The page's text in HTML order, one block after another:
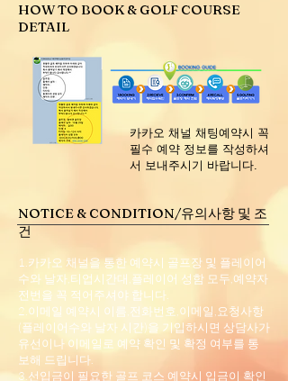
HOW TO BOOK & GOLF COURSE
DETAIL
​카카오 채널 채팅예약시 꼭
필수 예약 정보를 작성하셔
서 보내주시기 바랍니다.
NOTICE & CONDITION/유의사항 및 조
건
1.카카오 채널을 통한 예약시 골프장 및 플레이어
수와 날자,티업시간대,플레이어 성함 모두,예약자
전번을 꼭 적어주셔야 합니다.
2.이메일 예약시 이름,전화번호,이메일,요청사항
(플레이어수와 날자 시간)을 기입하시면 상담사가
유선이나 이메일로 예약 확인 및 확정 여부를 통
보해 드립니다.
3.선입금이 필요한 골프 코스 예약시 입금이 확인